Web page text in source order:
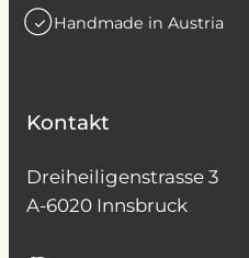
Handmade in Austria
Kontakt
Dreiheiligenstrasse 3
A-6020 Innsbruck